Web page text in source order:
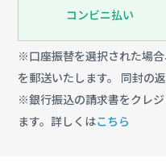
コンビニ払い
※口座振替を選択された場合
を郵送いたします。 同封の
※銀行振込の請求書をクレ
ます。詳しくはこちら